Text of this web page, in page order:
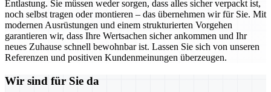
Entlastung. Sie müssen weder sorgen, dass alles sicher verpackt ist,
noch selbst tragen oder montieren – das übernehmen wir für Sie. Mit
modernen Ausrüstungen und einem strukturierten Vorgehen
garantieren wir, dass Ihre Wertsachen sicher ankommen und Ihr
neues Zuhause schnell bewohnbar ist. Lassen Sie sich von unseren
Referenzen und positiven Kundenmeinungen überzeugen.
Wir sind für Sie da